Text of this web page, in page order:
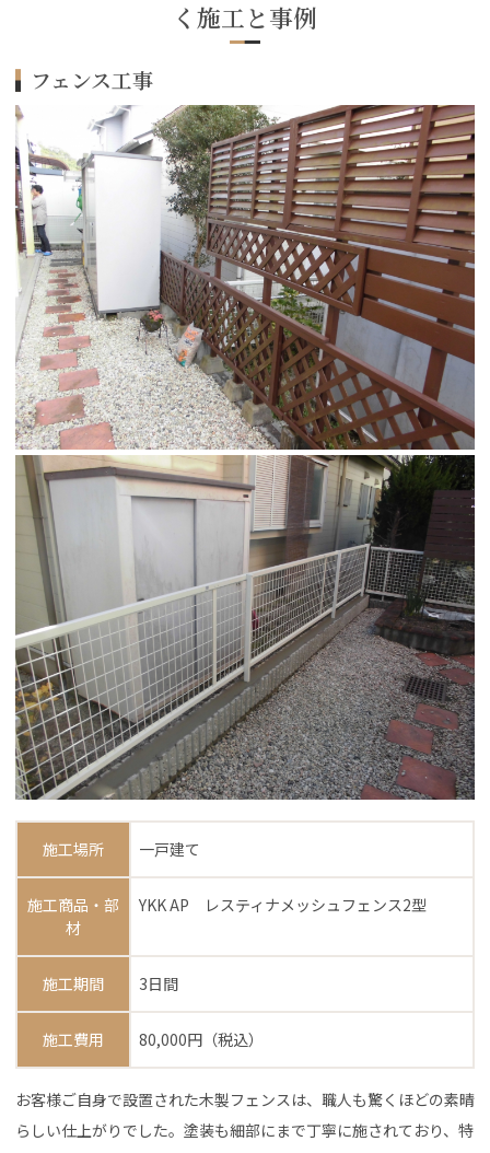
く施工と事例
フェンス工事
施工場所 一戸建て
施工商品・部
材
YKK AP レスティナメッシュフェンス2型
施工期間 3日間
施工費用 80,000円（税込）
お客様ご自身で設置された木製フェンスは、職人も驚くほどの素晴
らしい仕上がりでした。塗装も細部にまで丁寧に施されており、特